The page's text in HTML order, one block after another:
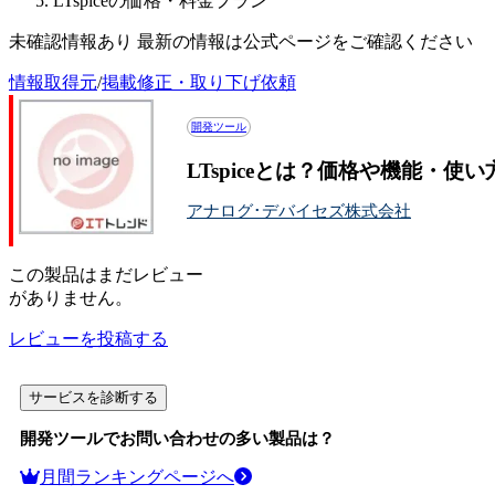
未確認情報あり 最新の情報は公式ページをご確認ください
情報取得元/掲載修正・取り下げ依頼
開発ツール
LTspiceとは？価格や機能・使い
アナログ･デバイセズ株式会社
この製品はまだレビュー
がありません。
レビューを投稿する
サービスを診断する
開発ツールでお問い合わせの多い製品は？
月間ランキングページへ